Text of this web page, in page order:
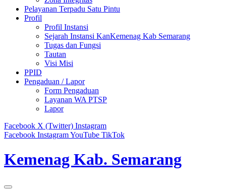
Pelayanan Terpadu Satu Pintu
Profil
Profil Instansi
Sejarah Instansi KanKemenag Kab Semarang
Tugas dan Fungsi
Tautan
Visi Misi
PPID
Pengaduan / Lapor
Form Pengaduan
Layanan WA PTSP
Lapor
Facebook X (Twitter) Instagram
Facebook InstagramYouTube TikTok
Kemenag Kab. Semarang